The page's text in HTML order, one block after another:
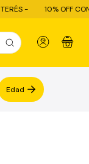
10% OFF CON
0
Edad